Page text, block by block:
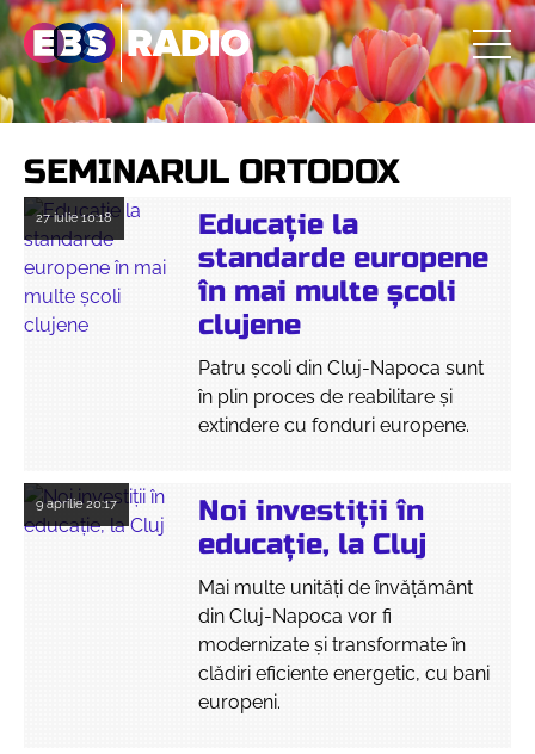
SEMINARUL ORTODOX
27 iulie10:18
Educație la
standarde europene
în mai multe școli
clujene
Patru școli din Cluj-Napoca sunt
în plin proces de reabilitare și
extindere cu fonduri europene.
9 aprilie20:17
Noi investiții în
educație, la Cluj
Mai multe unități de învățământ
din Cluj-Napoca vor fi
modernizate și transformate în
clădiri eficiente energetic, cu bani
europeni.